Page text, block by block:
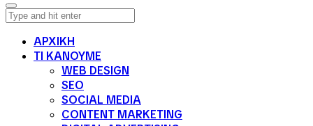
ΑΡΧΙΚΗ
ΤΙ ΚΑΝΟΥΜΕ
WEB DESIGN
SEO
SOCIAL MEDIA
CONTENT MARKETING